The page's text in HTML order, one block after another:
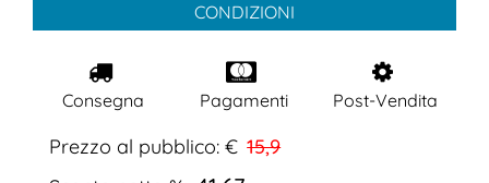
CONDIZIONI
Consegna Pagamenti Post-Vendita
Prezzo al pubblico: € 15,9